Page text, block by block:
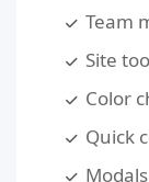
Team
Site
Color
Quick